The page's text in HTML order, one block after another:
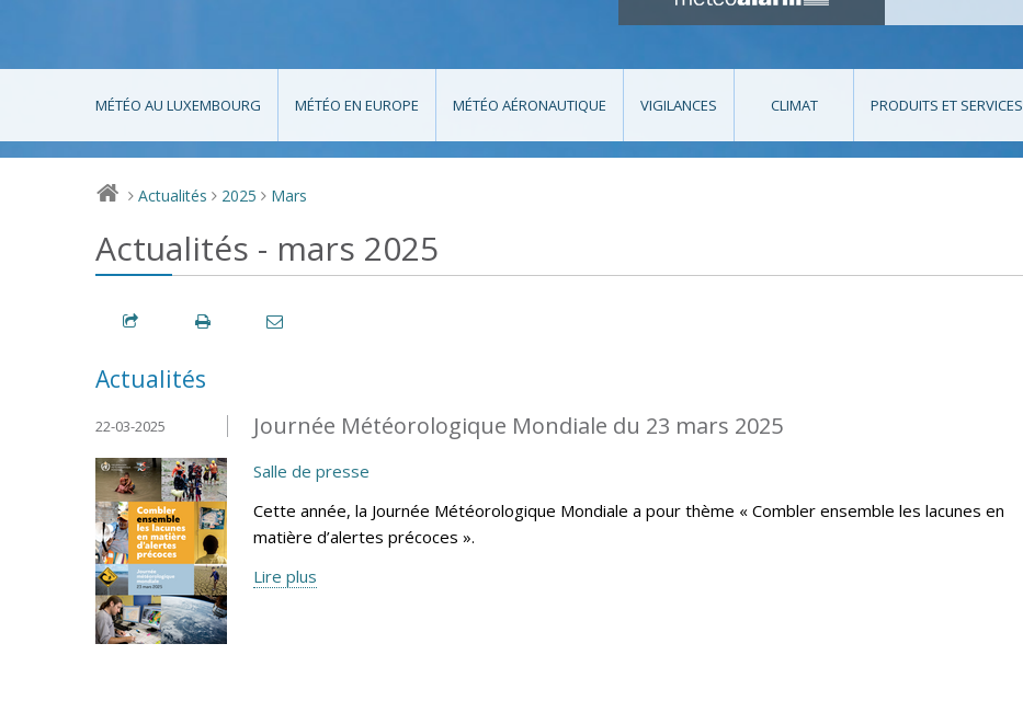
MÉTÉO AU LUXEMBOURG MÉTÉO EN EUROPE MÉTÉO AÉRONAUTIQUE VIGILANCES CLIMAT PRODUITS ET SERVICES
> Actualités > 2025 > Mars
Actualités - mars 2025
Actualités
Journée Météorologique Mondiale du 23 mars 2025
22-03-2025
Salle de presse
Cette année, la Journée Météorologique Mondiale a pour thème « Combler ensemble les lacunes en
matière d’alertes précoces ».
Lire plus